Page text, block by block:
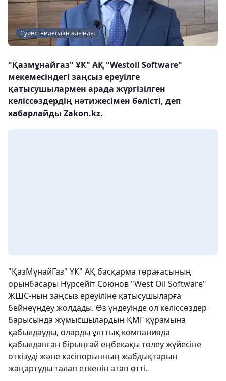
Сурет: видеодан алынды
"Қазмұнайгаз" ҰК" АҚ "Westoil Software"
мекемесіндегі заңсыз ереуілге
қатысушылармен арада жүргізілген
келіссөздердің нәтижесімен бөлісті, деп
хабарлайды Zakon.kz.
"ҚазМұнайГаз" ҰК" АҚ басқарма төрағасының
орынбасары Нұрсейіт Союнов "West Oil Software"
ЖШС-ның заңсыз ереуіліне қатысушыларға
бейнеүндеу жолдады. Өз үндеуінде ол келіссөздер
барысында жұмысшылардың ҚМГ құрамына
қабылдауды, оларды ұлттық компанияда
қабылданған бірыңғай еңбекақы төлеу жүйесіне
өткізуді және кәсіпорынның жабдықтарын
жаңартуды талап еткенін атап өтті.